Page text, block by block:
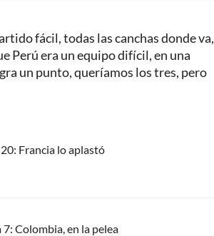
fácil, todas las canchas donde va,
Perú era un equipo difícil, en una
un punto, queríamos los tres, pero
Francia lo aplastó
Colombia, en la pelea